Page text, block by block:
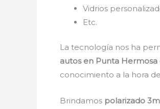
Vidrios
Etc.
La tecnología nos ha
autos en Punta Hermosa
conocimiento a la hora
Brindamos polarizado